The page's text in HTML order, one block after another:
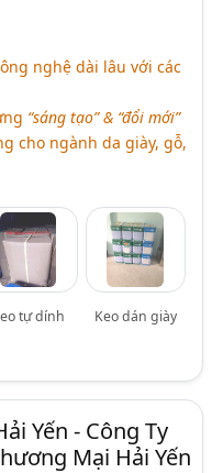
nghệ dài lâu với các
“sáng tạo” & “đổi mới”
cho ngành da giày, gỗ,
tự dính Keo dán giày
Yến - Công Ty
Mại Hải Yến